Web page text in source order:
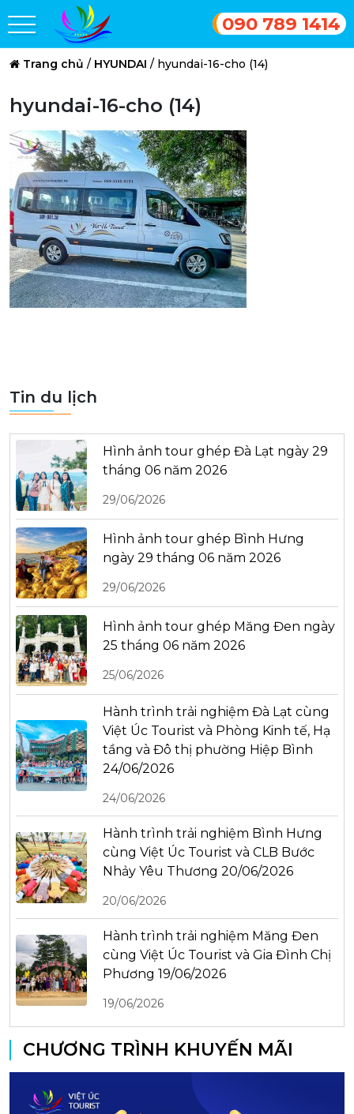
090 789 1414
Trang chủ / HYUNDAI / hyundai-16-cho (14)
hyundai-16-cho (14)
Tin du lịch
Hình ảnh tour ghép Đà Lạt ngày 29
tháng 06 năm 2026
29/06/2026
Hình ảnh tour ghép Bình Hưng
ngày 29 tháng 06 năm 2026
29/06/2026
Hình ảnh tour ghép Măng Đen ngày
25 tháng 06 năm 2026
25/06/2026
Hành trình trải nghiệm Đà Lạt cùng
Việt Úc Tourist và Phòng Kinh tế, Hạ
tầng và Đô thị phường Hiệp Bình
24/06/2026
24/06/2026
Hành trình trải nghiệm Bình Hưng
cùng Việt Úc Tourist và CLB Bước
Nhảy Yêu Thương 20/06/2026
20/06/2026
Hành trình trải nghiệm Măng Đen
cùng Việt Úc Tourist và Gia Đình Chị
Phương 19/06/2026
19/06/2026
CHƯƠNG TRÌNH KHUYẾN MÃI